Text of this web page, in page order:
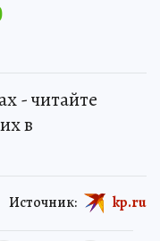
- читайте
в
Источник: kp.ru